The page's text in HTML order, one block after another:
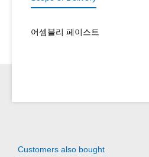
어셈블리 페이스트
Customers also bought